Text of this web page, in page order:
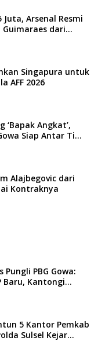
Arsenal Resmi
dari
Singapura untuk
AFF 2026
‘Bapak Angkat’,
Siap Antar Tim
Alajbegovic dari
Kontraknya
Pungli PBG Gowa:
Baru, Kantongi
5 Kantor Pemkab
Sulsel Kejar